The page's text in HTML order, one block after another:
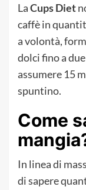
LaCups Diet
caffè in
a volontà,
dolci fino a
assumere 15
spuntino.
Come
In linea di
di sapere